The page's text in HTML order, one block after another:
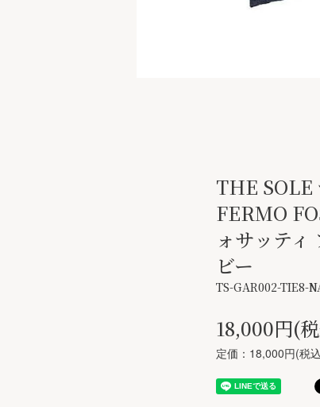
THE SOLE
FERMO
ォサッティ
ビー
TS-GAR002-TIE8-
18,000円(
定価：18,000円(税